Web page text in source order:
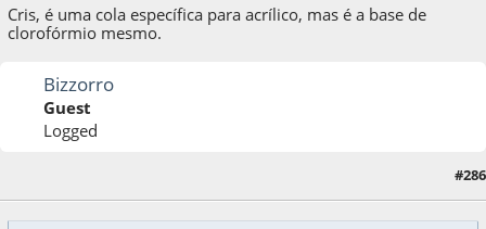
Cris, é uma cola específica para acrílico, mas é a base de
clorofórmio mesmo.
Bizzorro
Guest
Logged
#286